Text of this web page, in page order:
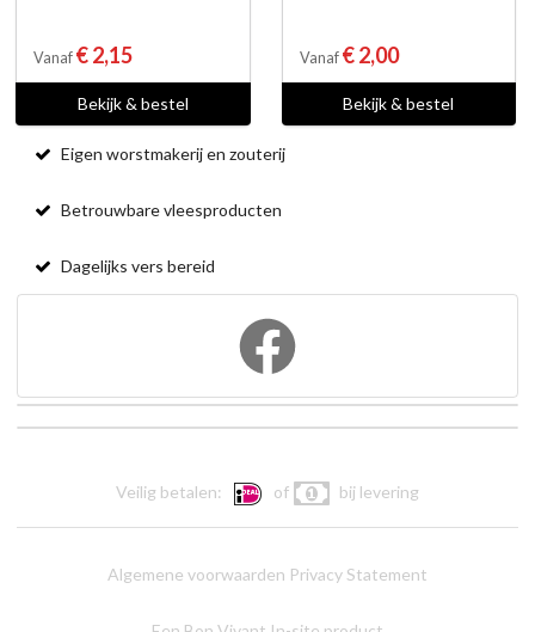
Vanaf € 2,15
Bekijk & bestel
Vanaf € 2,00
Bekijk & bestel
Eigen worstmakerij en zouterij
Betrouwbare vleesproducten
Dagelijks vers bereid
Veilig betalen: of bij levering
Algemene voorwaarden Privacy Statement